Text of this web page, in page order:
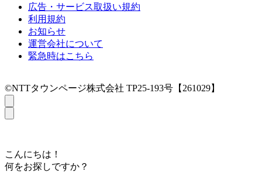
広告・サービス取扱い規約
利用規約
お知らせ
運営会社について
緊急時はこちら
©NTTタウンページ株式会社 TP25-193号【261029】
こんにちは！
何をお探しですか？